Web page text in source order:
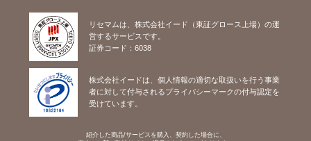
リセマムは、株式会社イード（東証グロース上場）の運
営するサービスです。
証券コード：6038
株式会社イードは、個人情報の適切な取扱いを行う事業
者に対して付与されるプライバシーマークの付与認定を
受けています。
紹介した商品/サービスを購入、契約した場合に、